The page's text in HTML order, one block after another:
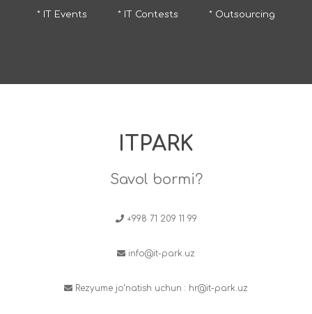
* IT Events * IT Contests * Outsourcing
ITPARK
Savol bormi?
+998 71 209 11 99
info@it-park.uz
Rezyume jo‘natish uchun : hr@it-park.uz